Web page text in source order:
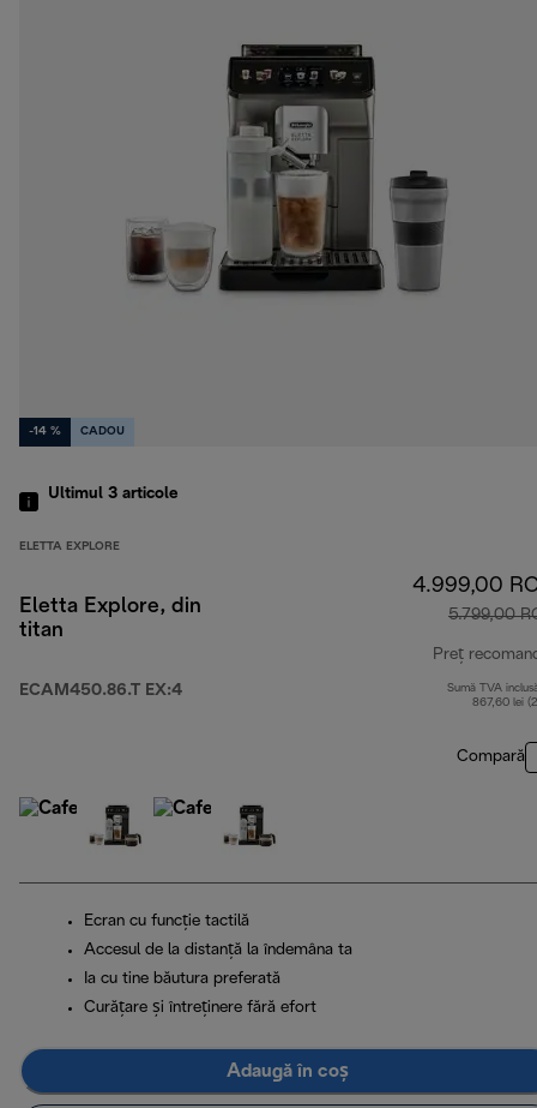
-14 % CADOU
Ultimul 3 articole
ELETTA EXPLORE
Eletta Explore, din
titan
ECAM450.86.T EX:4
4.999,00
5.799,00
Preț
Sumă TVA
867,60 lei
Compară
Ecran cu funcție tactilă
Accesul de la distanță la îndemâna ta
Ia cu tine băutura preferată
Curățare și întreținere fără efort
Adaugă în coș